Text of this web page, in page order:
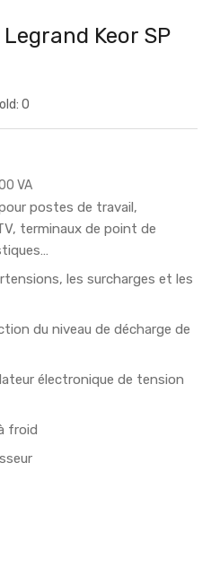
Keor SP
0
VA
postes de travail,
terminaux de point de
les surcharges et les
du niveau de décharge de
électronique de tension
froid